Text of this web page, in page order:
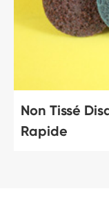
Non Tissé
Rapide